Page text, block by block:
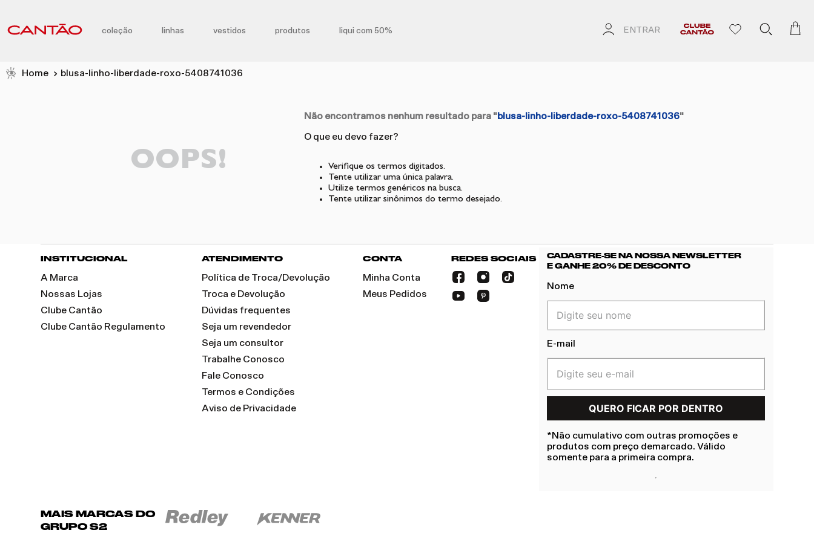
coleção linhas vestidos produtos liqui com 50% ENTRAR
blusa-linho-liberdade-roxo-5408741036
OOPS!
Não encontramos nenhum resultado para "blusa-linho-liberdade-roxo-5408741036"
O que eu devo fazer?
Verifique os termos digitados.
Tente utilizar uma única palavra.
Utilize termos genéricos na busca.
Tente utilizar sinônimos do termo desejado.
INSTITUCIONAL
A Marca
Nossas Lojas
Clube Cantão
Clube Cantão Regulamento
ATENDIMENTO
Política de Troca/Devolução
Troca e Devolução
Dúvidas frequentes
Seja um revendedor
Seja um consultor
Trabalhe Conosco
Fale Conosco
Termos e Condições
Aviso de Privacidade
CONTA
Minha Conta
Meus Pedidos
REDES SOCIAIS
CADASTRE-SE NA NOSSA NEWSLETTER
E GANHE 20% DE DESCONTO
Nome
E-mail
*Não cumulativo com outras promoções e
produtos com preço demarcado. Válido
somente para a primeira compra.
MAIS MARCAS DO
GRUPO S2